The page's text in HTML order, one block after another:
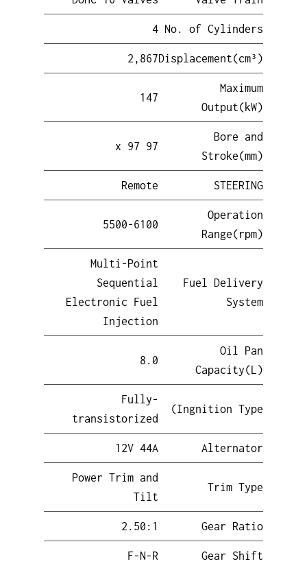
No. of Cylinders
4
Displacement(cm³)
2,867
Maximum
Output(kW)
147
Bore and
Stroke(mm)
97 x 97
STEERING
Remote
Operation
Range(rpm)
5500-6100
Fuel Delivery
System
Multi-Point
Sequential
Electronic Fuel
Injection
Oil Pan
Capacity(L)
8.0
Ingnition Type)
Fully-
transistorized
Alternator
12V 44A
Trim Type
Power Trim and
Tilt
Gear Ratio
2.50:1
Gear Shift
F-N-R